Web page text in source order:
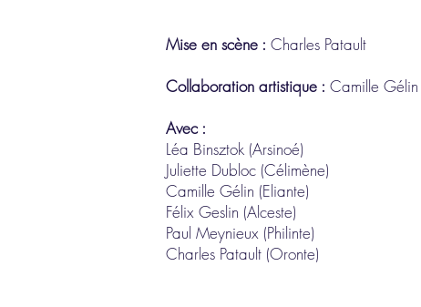
Mise en scène : Charles Patault
Collaboration artistique : Camille Gélin
Avec :
Léa Binsztok (Arsinoé)
Juliette Dubloc (Célimène)
Camille Gélin (Eliante)
Félix Geslin (Alceste)
Paul Meynieux (Philinte)
Charles Patault (Oronte)